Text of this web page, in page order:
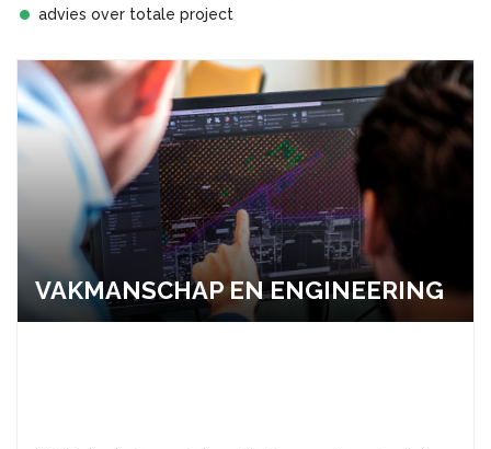
advies over totale project
VAK­MAN­SCHAP EN EN­GI­NEE­RING